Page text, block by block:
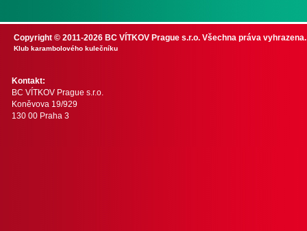
Copyright © 2011-2026 BC VÍTKOV Prague s.r.o. Všechna práva vyhrazena.
Klub karambolového kulečníku
Kontakt:
BC VÍTKOV Prague s.r.o.
Koněvova 19/929
130 00 Praha 3